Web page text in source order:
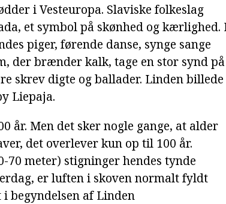
i Vesteuropa. Slaviske folkeslag
et symbol på skønhed og kærlighed.
piger, førende danse, synge sange
der brænder kalk, tage en stor synd på
skrev digte og ballader. Linden billede
Liepaja.
Men det sker nogle gange, at alder
det overlever kun op til 100 år.
meter) stigninger hendes tynde
er luften i skoven normalt fyldt
begyndelsen af Linden